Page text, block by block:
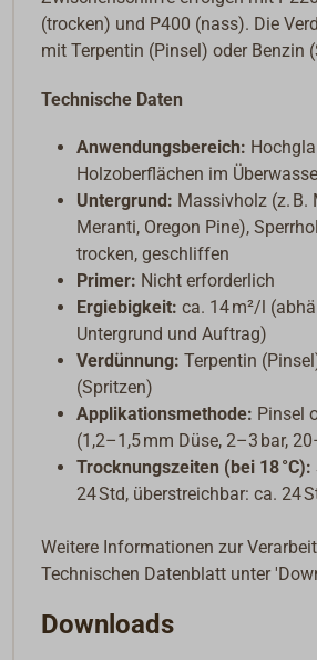
(trocken) und P400 (nass). Die
mit Terpentin (Pinsel) oder Benzin
Technische Daten
Anwendungsbereich:
Holzoberflächen im
Untergrund: Massivholz (z. B.
Meranti, Oregon Pine),
trocken, geschliffen
Primer: Nicht erforderlich
Ergiebigkeit: ca. 14 m²/l
Untergrund und Auftrag)
Verdünnung: Terpentin
(Spritzen)
Applikationsmethode: Pinsel
(1,2–1,5 mm Düse, 2–3 bar,
Trocknungszeiten (bei 18 °C):
24 Std, überstreichbar: ca. 24
Weitere Informationen zur
Technischen Datenblatt unter
Downloads